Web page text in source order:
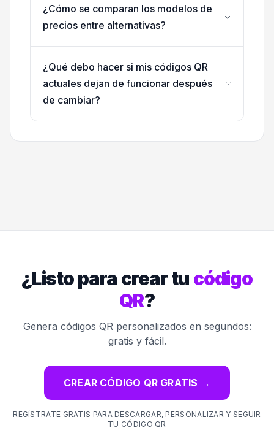
¿Cómo se comparan los modelos de
precios entre alternativas?
¿Qué debo hacer si mis códigos QR
actuales dejan de funcionar después
de cambiar?
¿Listo para crear tu código
QR?
Genera códigos QR personalizados en segundos:
gratis y fácil.
CREAR CÓDIGO QR GRATIS →
REGÍSTRATE GRATIS PARA DESCARGAR, PERSONALIZAR Y SEGUIR
TU CÓDIGO QR